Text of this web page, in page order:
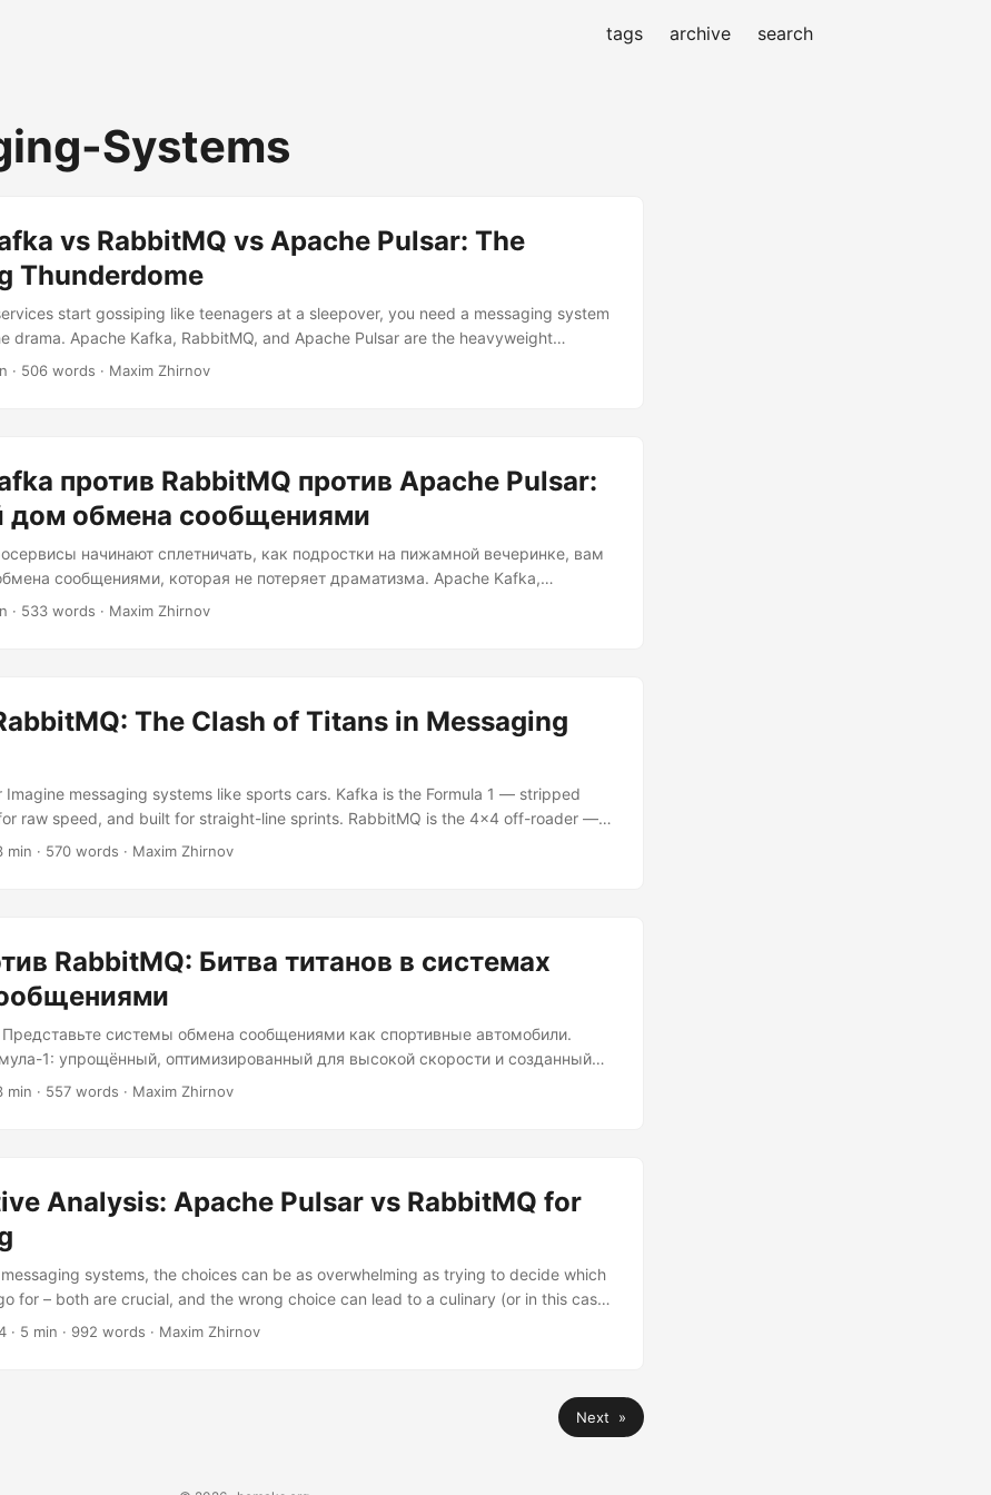
tags archive search
Systems
vs RabbitMQ vs Apache Pulsar: The
Thunderdome
start gossiping like teenagers at a sleepover, you need a messaging system
drama. Apache Kafka, RabbitMQ, and Apache Pulsar are the heavyweight
each with their own fighting style. Let’s break down their strengths,
· 506 words · Maxim Zhirnov
против RabbitMQ против Apache Pulsar:
дом обмена сообщениями
начинают сплетничать, как подростки на пижамной вечеринке, вам
сообщениями, которая не потеряет драматизма. Apache Kafka,
Pulsar — чемпионы в этой области, каждый со своим стилем борьбы.
маршрутного листа....
· 533 words · Maxim Zhirnov
The Clash of Titans in Messaging
Imagine messaging systems like sports cars. Kafka is the Formula 1 — stripped
raw speed, and built for straight-line sprints. RabbitMQ is the 4x4 off-roader —
terrain, and can carry more cargo. Both get you places, but choose wrong
min · 570 words · Maxim Zhirnov
RabbitMQ: Битва титанов в системах
системы обмена сообщениями как спортивные автомобили.
1: упрощённый, оптимизированный для высокой скорости и созданный
RabbitMQ — это внедорожник 4х4: универсальный, справляется с
min · 557 words · Maxim Zhirnov
Analysis: Apache Pulsar vs RabbitMQ for
systems, the choices can be as overwhelming as trying to decide which
for – both are crucial, and the wrong choice can lead to a culinary (or in this case,
In the realm of messaging, two popular contenders are Apache Pulsar and
· 5 min · 992 words · Maxim Zhirnov
Next »